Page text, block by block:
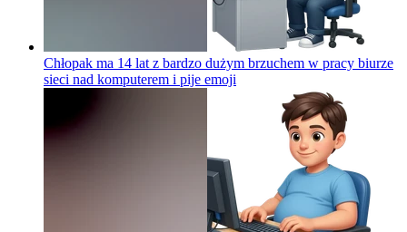
Chłopak ma 14 lat z bardzo dużym brzuchem w pracy biurze
sieci nad komputerem i pije emoji